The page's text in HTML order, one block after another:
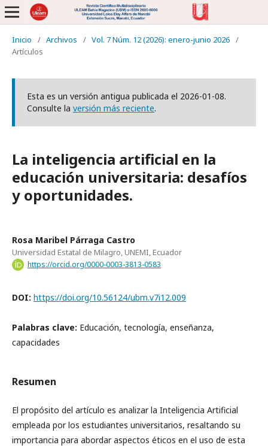
Inicio / Archivos / Vol. 7 Núm. 12 (2026): enero-junio 2026 /
Artículos
Esta es un versión antigua publicada el 2026-01-08.
Consulte la versión más reciente.
La inteligencia artificial en la
educación universitaria: desafíos
y oportunidades.
Rosa Maribel Párraga Castro
Universidad Estatal de Milagro, UNEMI, Ecuador
https://orcid.org/0000-0003-3813-0583
DOI: https://doi.org/10.56124/ubm.v7i12.009
Palabras clave: Educación, tecnología, enseñanza,
capacidades
Resumen
El propósito del artículo es analizar la Inteligencia Artificial
empleada por los estudiantes universitarios, resaltando su
importancia para abordar aspectos éticos en el uso de esta